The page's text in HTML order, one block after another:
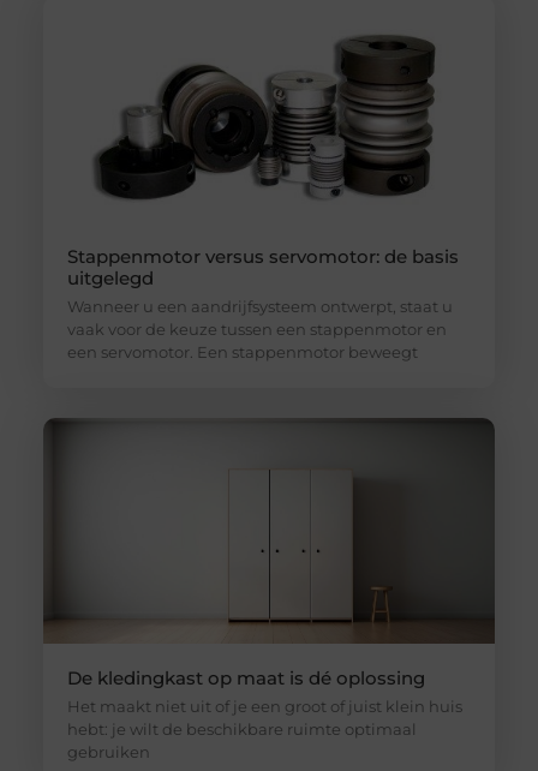
Stappenmotor versus servomotor: de basis
uitgelegd
Wanneer u een aandrijfsysteem ontwerpt, staat u
vaak voor de keuze tussen een stappenmotor en
een servomotor. Een stappenmotor beweegt
De kledingkast op maat is dé oplossing
Het maakt niet uit of je een groot of juist klein huis
hebt: je wilt de beschikbare ruimte optimaal
gebruiken